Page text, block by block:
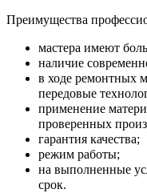
Преимущества
мастера имеют
наличие
в ходе ремонтных
передовые
применение
проверенных
гарантия качества;
режим работы;
на выполненные
срок.